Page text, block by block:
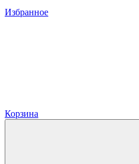
Избранное
Корзина